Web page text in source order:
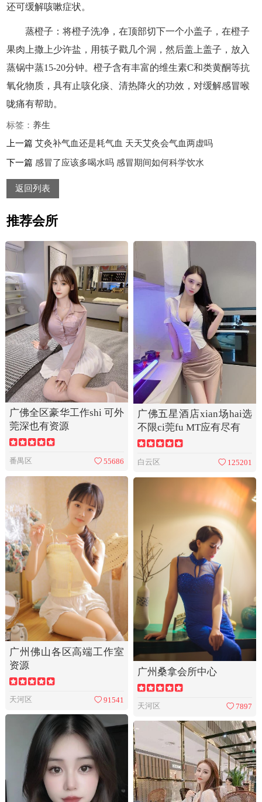
还可缓解咳嗽症状。
蒸橙子：将橙子洗净，在顶部切下一个小盖子，在橙子
果肉上撒上少许盐，用筷子戳几个洞，然后盖上盖子，放入
蒸锅中蒸15-20分钟。橙子含有丰富的维生素C和类黄酮等抗
氧化物质，具有止咳化痰、清热降火的功效，对缓解感冒喉
咙痛有帮助。
标签： 养生
上一篇艾灸补气血还是耗气血 天天艾灸会气血两虚吗
下一篇感冒了应该多喝水吗 感冒期间如何科学饮水
返回列表
推荐会所
广佛全区豪华工作shi 可外
莞深也有资源
番禺区 55686
广佛五星酒店xian场hai选
不限ci莞fu MT应有尽有
白云区 125201
广州佛山各区高端工作室
资源
天河区 91541
广州桑拿会所中心
天河区 7897